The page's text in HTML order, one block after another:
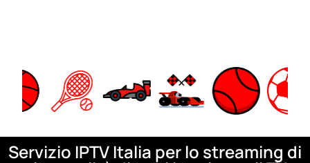
Servizio IPTV Italia per lo streaming di